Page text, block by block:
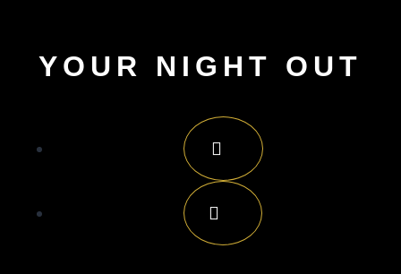
YOUR NIGHT OUT